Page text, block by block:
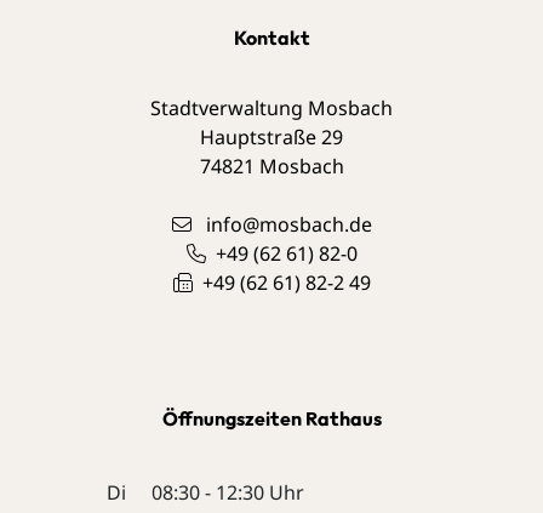
Kontakt
Stadtverwaltung Mosbach
Hauptstraße 29
74821 Mosbach
info@mosbach.de
+49 (62 61) 82-0
+49 (62 61) 82-2 49
Öffnungszeiten Rathaus
Di
08:30 - 12:30 Uhr